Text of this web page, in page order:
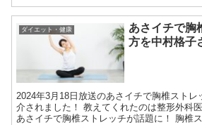
ダイエット・健康
あさイチで胸
方を中村格子
2024年3月18日放送のあさイチで胸椎ストレ
介されました！ 教えてくれたのは整形外科
あさイチで胸椎ストレッチが話題に！ 胸椎